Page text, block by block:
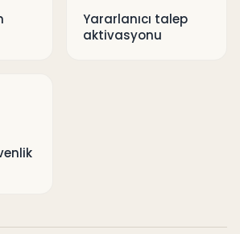
Yararlanıcı talep
aktivasyonu